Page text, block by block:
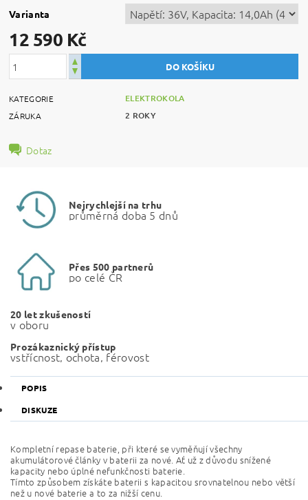
Varianta
12 590 Kč
KATEGORIE ELEKTROKOLA
ZÁRUKA 2 ROKY
Dotaz
Nejrychlejší na trhu
průměrná doba 5 dnů
Přes 500 partnerů
po celé ČR
20 let zkušeností
v oboru
Prozákaznický přístup
vstřícnost, ochota, férovost
POPIS
DISKUZE
Kompletní repase baterie, při které se vyměňují všechny
akumulátorové články v baterii za nové. Ať už z důvodu snížené
kapacity nebo úplné nefunkčnosti baterie.
Tímto způsobem získáte baterii s kapacitou srovnatelnou nebo větší
než u nové baterie a to za nižší cenu.